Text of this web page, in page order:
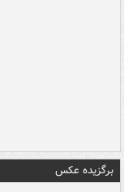
برگزیده عکس